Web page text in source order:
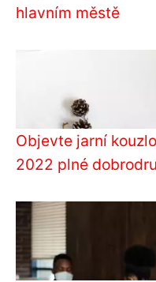
hlavním městě
Objevte jarní
2022 plné